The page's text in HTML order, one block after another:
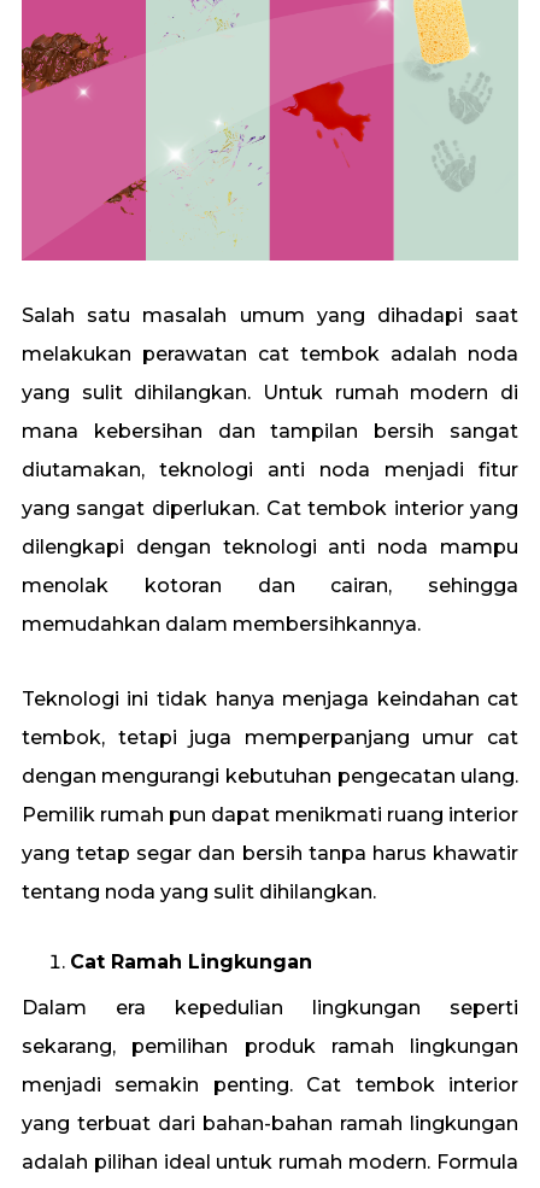
Salah satu masalah umum yang dihadapi saat
melakukan perawatan cat tembok adalah noda
yang sulit dihilangkan. Untuk rumah modern di
mana kebersihan dan tampilan bersih sangat
diutamakan, teknologi anti noda menjadi fitur
yang sangat diperlukan. Cat tembok interior yang
dilengkapi dengan teknologi anti noda mampu
menolak kotoran dan cairan, sehingga
memudahkan dalam membersihkannya.
Teknologi ini tidak hanya menjaga keindahan cat
tembok, tetapi juga memperpanjang umur cat
dengan mengurangi kebutuhan pengecatan ulang.
Pemilik rumah pun dapat menikmati ruang interior
yang tetap segar dan bersih tanpa harus khawatir
tentang noda yang sulit dihilangkan.
Cat Ramah Lingkungan
Dalam era kepedulian lingkungan seperti
sekarang, pemilihan produk ramah lingkungan
menjadi semakin penting. Cat tembok interior
yang terbuat dari bahan-bahan ramah lingkungan
adalah pilihan ideal untuk rumah modern. Formula